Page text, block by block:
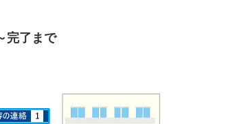
完了まで